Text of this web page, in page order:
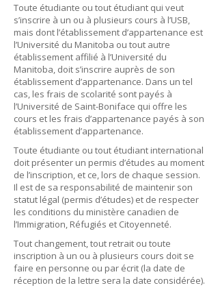
Toute étudiante ou tout étudiant qui veut
s’inscrire à un ou à plusieurs cours à l’USB,
mais dont l’établissement d’appartenance est
l’Université du Manitoba ou tout autre
établissement affilié à l’Université du
Manitoba, doit s’inscrire auprès de son
établissement d’appartenance. Dans un tel
cas, les frais de scolarité sont payés à
l’Université de Saint-Boniface qui offre les
cours et les frais d’appartenance payés à son
établissement d’appartenance.
Toute étudiante ou tout étudiant international
doit présenter un permis d’études au moment
de l’inscription, et ce, lors de chaque session.
Il est de sa responsabilité de maintenir son
statut légal (permis d’études) et de respecter
les conditions du ministère canadien de
l’Immigration, Réfugiés et Citoyenneté.
Tout changement, tout retrait ou toute
inscription à un ou à plusieurs cours doit se
faire en personne ou par écrit (la date de
réception de la lettre sera la date considérée).